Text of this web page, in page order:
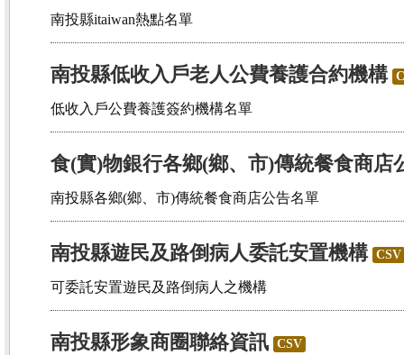
南投縣itaiwan熱點名單
南投縣低收入戶老人公費養護合約機構
低收入戶公費養護簽約機構名單
食(實)物銀行各鄉(鄉、市)傳統餐食商店
南投縣各鄉(鄉、市)傳統餐食商店公告名單
南投縣遊民及路倒病人委託安置機構 CSV
可委託安置遊民及路倒病人之機構
南投縣形象商圈聯絡資訊 CSV